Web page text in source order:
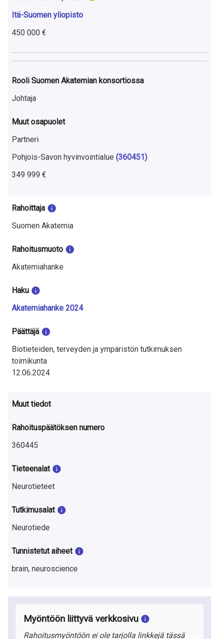
a
S
o
m
e
s
s
a
etenemistä kuvaavia biomarkkereita sekä tunnistaa uusia
lääkehoitokohteita. Lisäksi pyrimme kehittämään uusia
Itä-Suomen yliopisto
450 000 €
Rooli Suomen Akatemian konsortiossa
Johtaja
Muut osapuolet
Partneri
Pohjois-Savon hyvinvointialue (360451)
349 999 €
Rahoittaja
Suomen Akatemia
Rahoitusmuoto
Akatemiahanke
Haku
Akatemiahanke 2024
Päättäjä
Biotieteiden, terveyden ja ympäristön tutkimuksen
toimikunta
12.06.2024
Muut tiedot
Rahoituspäätöksen numero
360445
Tieteenalat
Neurotieteet
Tutkimusalat
Neurotiede
Tunnistetut aiheet
brain, neuroscience
Myöntöön liittyvä verkkosivu
Rahoitusmyöntöön ei ole tarjolla linkkejä tässä